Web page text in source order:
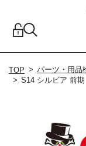
TOP パーツ・用品
S14 シルビア 前